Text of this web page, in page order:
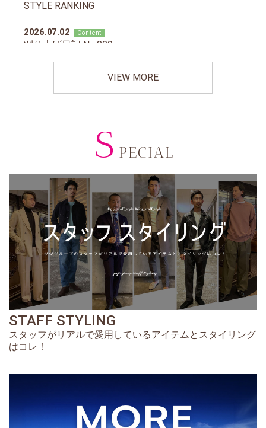
VIEW MORE
S PECIAL
STAFF STYLING
スタッフがリアルで愛用しているアイテムとスタイリング
はコレ！